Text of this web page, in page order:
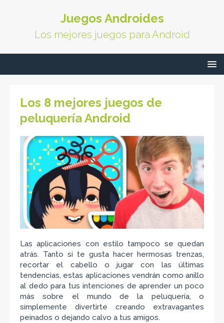
Juegos Androides
Los mejores juegos para Android
Los 8 mejores juegos de
peluquería Android
Las aplicaciones con estilo tampoco se quedan
atrás. Tanto si te gusta hacer hermosas trenzas,
recortar el cabello o jugar con las últimas
tendencias, estas aplicaciones vendrán como anillo
al dedo para tus intenciones de aprender un poco
más sobre el mundo de la peluquería, o
simplemente divertirte creando extravagantes
peinados o dejando calvo a tus amigos.